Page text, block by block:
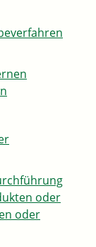
oder
oder